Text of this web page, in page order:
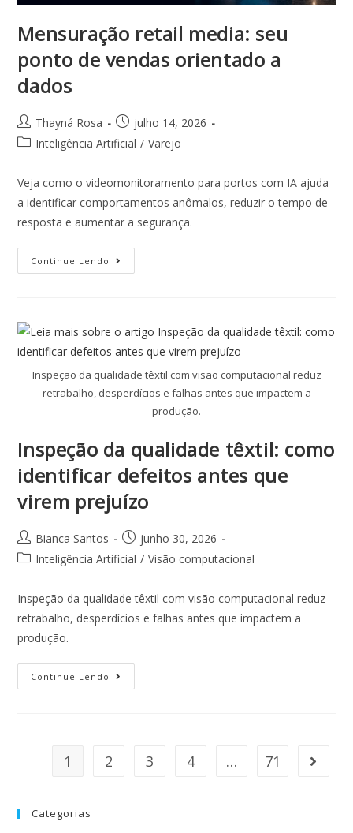
Mensuração retail media: seu
ponto de vendas orientado a
dados
Thayná Rosa
julho 14, 2026
Inteligência Artificial / Varejo
Veja como o videomonitoramento para portos com IA ajuda
a identificar comportamentos anômalos, reduzir o tempo de
resposta e aumentar a segurança.
Continue Lendo
Inspeção da qualidade têxtil com visão computacional reduz
retrabalho, desperdícios e falhas antes que impactem a
produção.
Inspeção da qualidade têxtil: como
identificar defeitos antes que
virem prejuízo
Bianca Santos
junho 30, 2026
Inteligência Artificial / Visão computacional
Inspeção da qualidade têxtil com visão computacional reduz
retrabalho, desperdícios e falhas antes que impactem a
produção.
Continue Lendo
1 2 3 4 … 71
Categorias